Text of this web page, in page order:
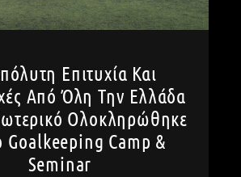
Επιτυχία Και
Από Όλη Την Ελλάδα
Ολοκληρώθηκε
Goalkeeping Camp &
Seminar